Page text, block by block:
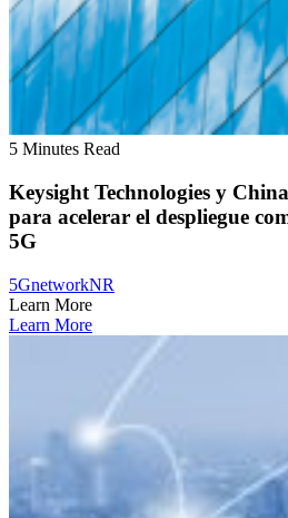
5 Minutes Read
Keysight Technologies y
para acelerar el despliegue
5G
5GnetworkNR
Learn More
Learn More